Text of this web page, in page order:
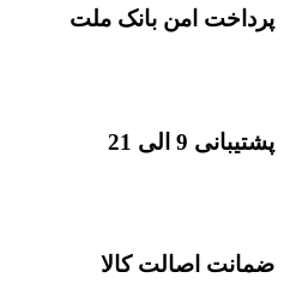
پرداخت امن بانک ملت
پشتیبانی 9 الی 21
ضمانت اصالت کالا